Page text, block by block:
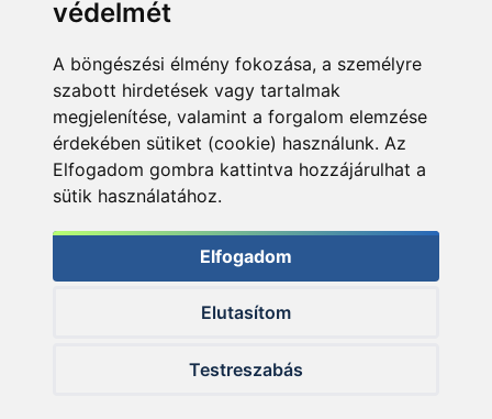
védelmét
A böngészési élmény fokozása, a személyre
szabott hirdetések vagy tartalmak
megjelenítése, valamint a forgalom elemzése
érdekében sütiket (cookie) használunk. Az
Elfogadom gombra kattintva hozzájárulhat a
sütik használatához.
Elfogadom
Elutasítom
Testreszabás